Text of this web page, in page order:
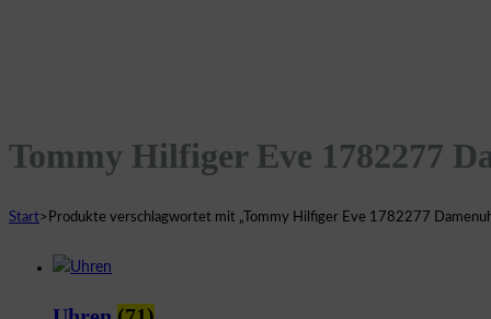
Tommy Hilfiger Eve 1782277
Start> Produkte verschlagwortet mit „Tommy Hilfiger Eve 1782277